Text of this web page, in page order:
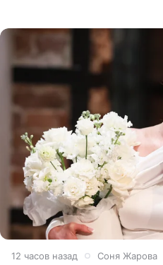
12 часов назад Соня Жарова